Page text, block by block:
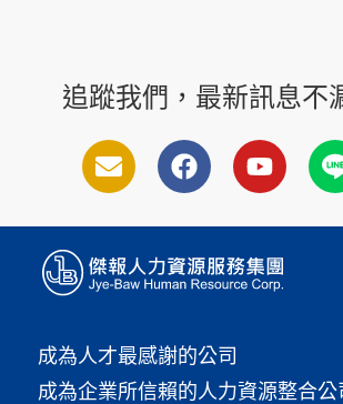
追蹤我們，最新訊息不
成為人才最感謝的公司
成為企業所信賴的人力資源整合公